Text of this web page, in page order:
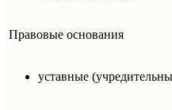
Правовые основания
уставные